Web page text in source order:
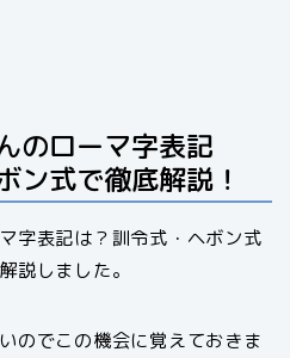
のローマ字表記
ン式で徹底解説！
字表記は？訓令式・ヘボン式
説しました。
のでこの機会に覚えておきま